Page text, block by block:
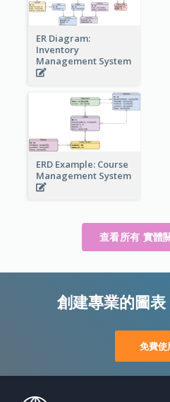
ER Diagram:
Inventory
Management System
ERD Example: Course
Management System
查看所有 實體
創建專業的圖表
免費使